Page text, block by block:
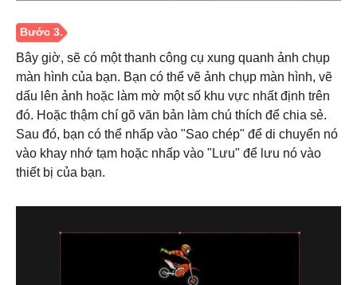
Bây giờ, sẽ có một thanh công cụ xung quanh ảnh chụp
màn hình của bạn. Bạn có thể vẽ ảnh chụp màn hình, vẽ
dấu lên ảnh hoặc làm mờ một số khu vực nhất định trên
đó. Hoặc thậm chí gõ văn bản làm chú thích để chia sẻ.
Sau đó, bạn có thể nhấp vào "Sao chép" để di chuyển nó
vào khay nhớ tạm hoặc nhấp vào "Lưu" để lưu nó vào
thiết bị của bạn.